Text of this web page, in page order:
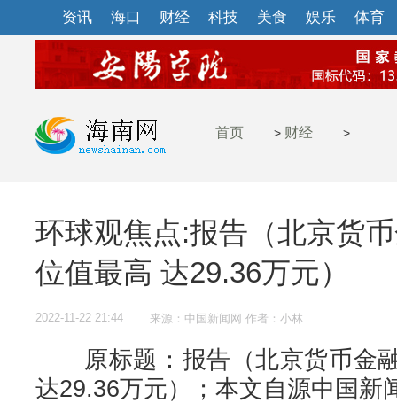
资讯 海口 财经 科技 美食 娱乐 体育
首页 > 财经 >
环球观焦点:报告（北京货
位值最高 达29.36万元）
2022-11-22 21:44 来源：中国新闻网 作者：小林
原标题：报告（北京货币金
达29.36万元）；本文自源中国新